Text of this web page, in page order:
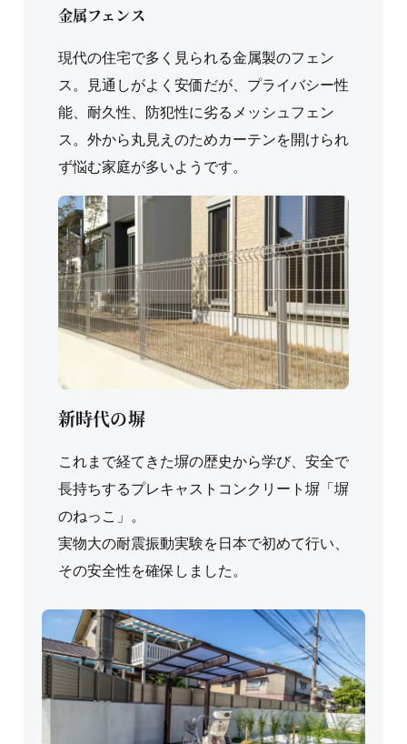
金属フェンス
現代の住宅で多く見られる金属製のフェン
ス。見通しがよく安価だが、プライバシー性
能、耐久性、防犯性に劣るメッシュフェン
ス。外から丸見えのためカーテンを開けられ
ず悩む家庭が多いようです。
新時代の塀
これまで経てきた塀の歴史から学び、安全で
長持ちするプレキャストコンクリート塀「塀
のねっこ」。
実物大の耐震振動実験を日本で初めて行い、
その安全性を確保しました。